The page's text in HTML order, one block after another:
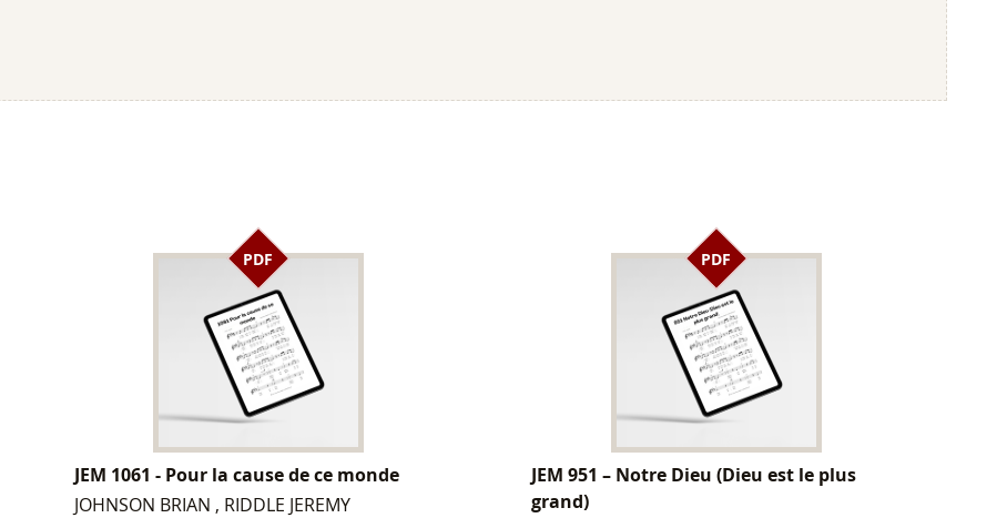
PDF
JEM 1061 - Pour la cause de ce monde
JOHNSON BRIAN , RIDDLE JEREMY
PDF
JEM 951 – Notre Dieu (Dieu est le plus
grand)